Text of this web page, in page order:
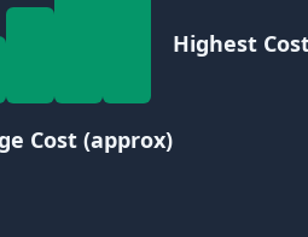
Cost (approx)
Highest